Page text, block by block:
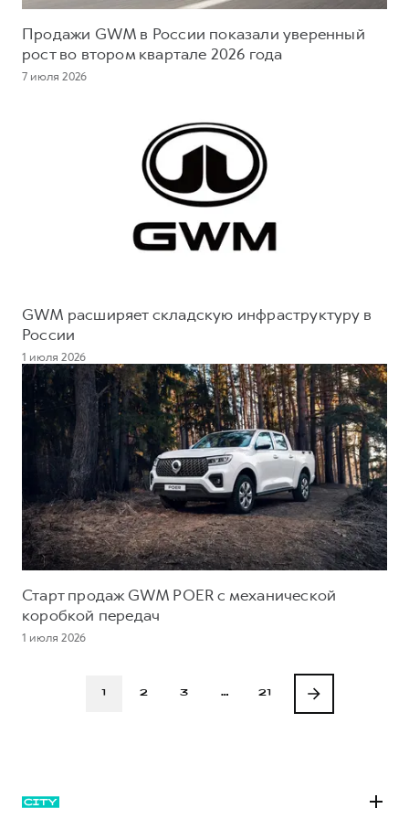
Продажи GWM в России показали уверенный
рост во втором квартале 2026 года
7 июля 2026
GWM расширяет складскую инфраструктуру в
России
1 июля 2026
Старт продаж GWM POER с механической
коробкой передач
1 июля 2026
1 2 3 … 21